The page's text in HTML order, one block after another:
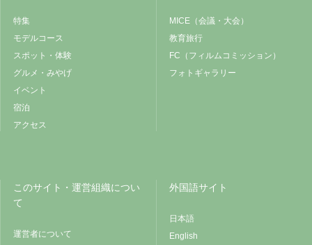
特集
モデルコース
スポット・体験
グルメ・みやげ
イベント
宿泊
アクセス
MICE（会議・大会）
教育旅行
FC（フィルムコミッション）
フォトギャラリー
このサイト・運営組織につい
て
運営者について
外国語サイト
日本語
English